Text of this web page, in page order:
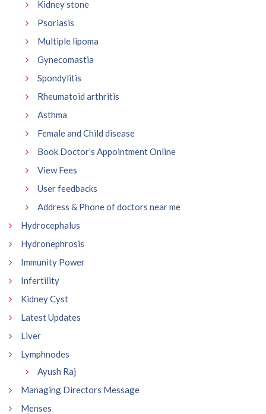
Kidney stone
Psoriasis
Multiple lipoma
Gynecomastia
Spondylitis
Rheumatoid arthritis
Asthma
Female and Child disease
Book Doctor’s Appointment Online
View Fees
User feedbacks
Address & Phone of doctors near me
Hydrocephalus
Hydronephrosis
Immunity Power
Infertility
Kidney Cyst
Latest Updates
Liver
Lymphnodes
Ayush Raj
Managing Directors Message
Menses